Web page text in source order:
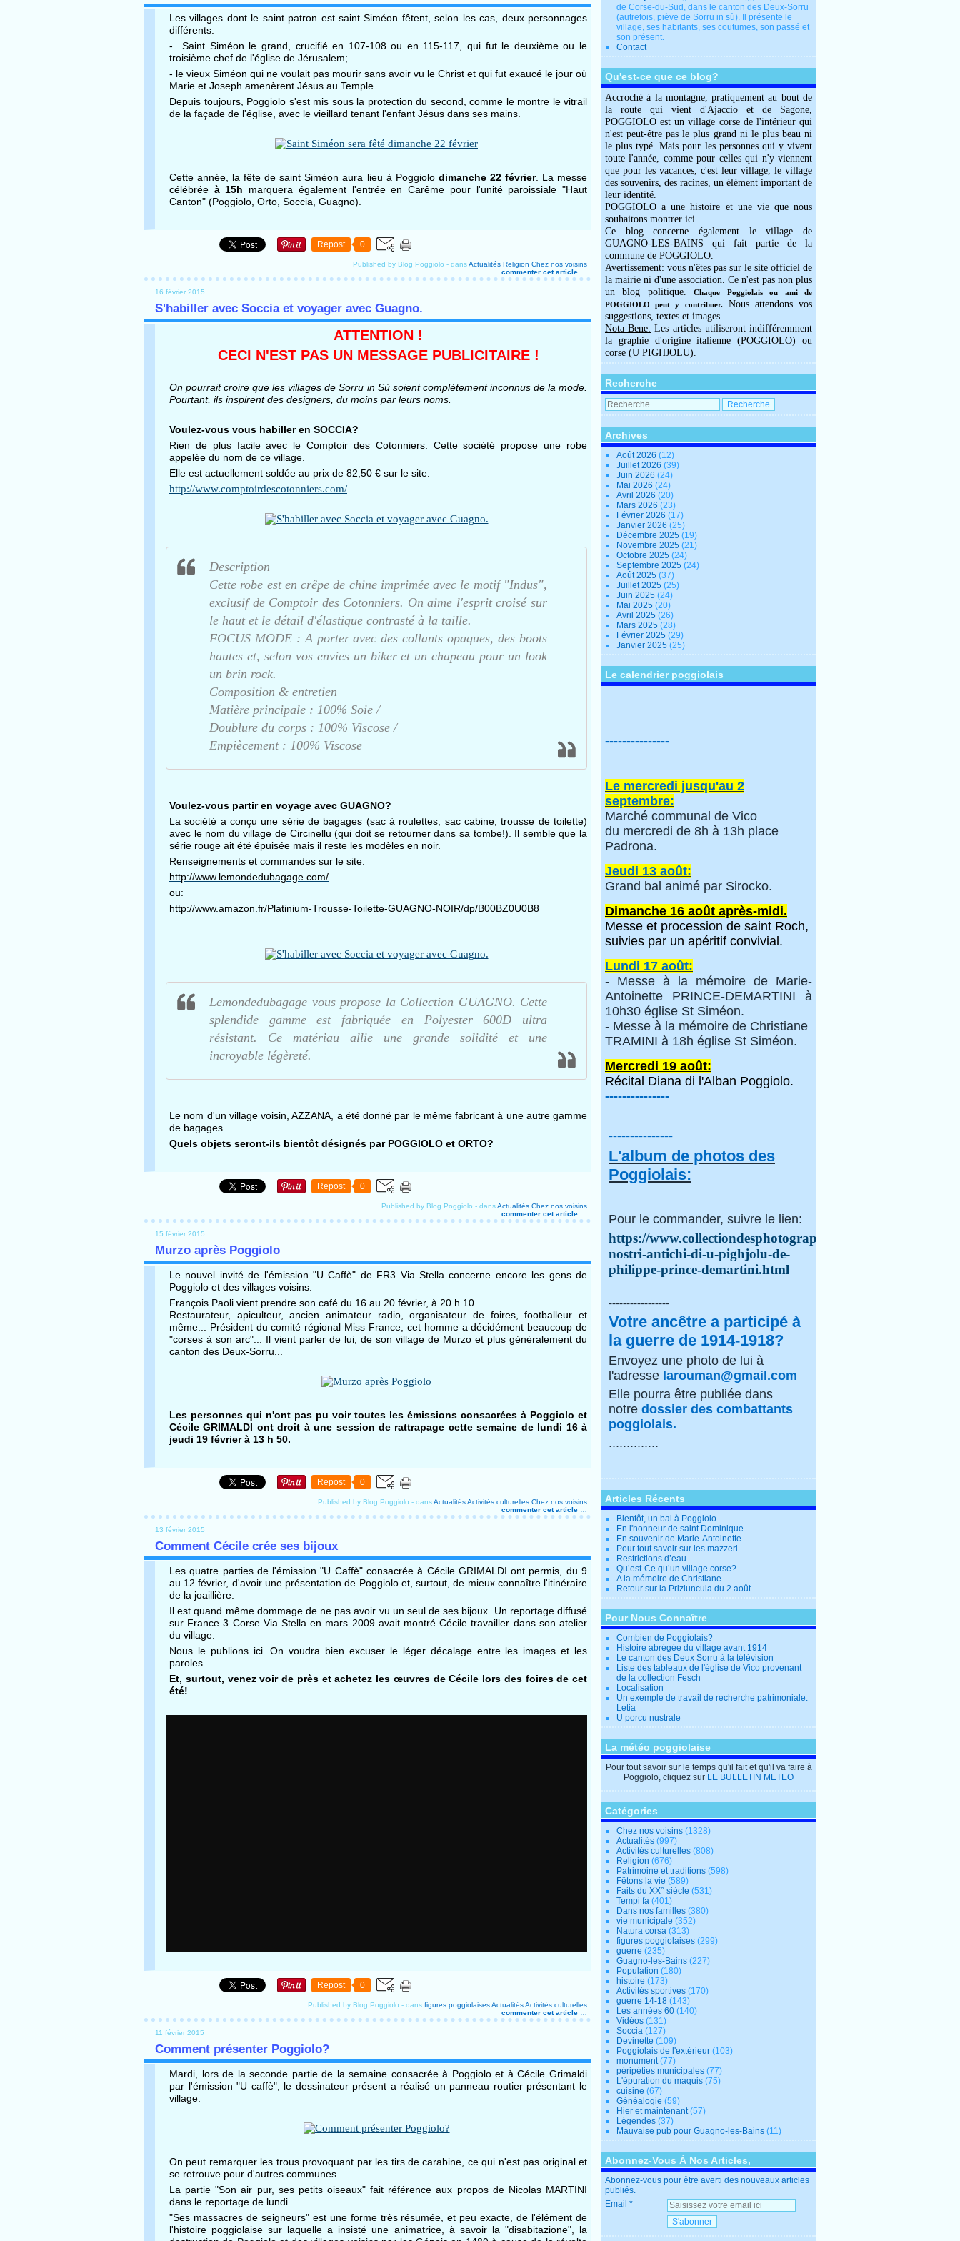
Les villages dont le saint patron est saint Siméon fêtent, selon les cas, deux personnages
différents:
- Saint Siméon le grand, crucifié en 107-108 ou en 115-117, qui fut le deuxième ou le
troisième chef de l'église de Jérusalem;
- le vieux Siméon qui ne voulait pas mourir sans avoir vu le Christ et qui fut exaucé le jour où
Marie et Joseph amenèrent Jésus au Temple.
Depuis toujours, Poggiolo s'est mis sous la protection du second, comme le montre le vitrail
de la façade de l'église, avec le vieillard tenant l'enfant Jésus dans ses mains.
Cette année, la fête de saint Siméon aura lieu à Poggiolo dimanche 22 février. La messe
célébrée à 15h marquera également l'entrée en Carême pour l'unité paroissiale "Haut
Canton" (Poggiolo, Orto, Soccia, Guagno).
Repost 0
Published by Blog Poggiolo - dansActualités Religion Chez nos voisins
commenter cet article
16 février 2015
S'habiller avec Soccia et voyager avec Guagno.
ATTENTION !
CECI N'EST PAS UN MESSAGE PUBLICITAIRE !
On pourrait croire que les villages de Sorru in Sù soient complètement inconnus de la mode.
Pourtant, ils inspirent des designers, du moins par leurs noms.
Voulez-vous vous habiller en SOCCIA?
Rien de plus facile avec le Comptoir des Cotonniers. Cette société propose une robe
appelée du nom de ce village.
Elle est actuellement soldée au prix de 82,50 € sur le site:
http://www.comptoirdescotonniers.com/
Description
Cette robe est en crêpe de chine imprimée avec le motif "Indus",
exclusif de Comptoir des Cotonniers. On aime l'esprit croisé sur
le haut et le détail d'élastique contrasté à la taille.
FOCUS MODE : A porter avec des collants opaques, des boots
hautes et, selon vos envies un biker et un chapeau pour un look
un brin rock.
Composition & entretien
Matière principale : 100% Soie /
Doublure du corps : 100% Viscose /
Empiècement : 100% Viscose
Voulez-vous partir en voyage avec GUAGNO?
La société a conçu une série de bagages (sac à roulettes, sac cabine, trousse de toilette)
avec le nom du village de Circinellu (qui doit se retourner dans sa tombe!). Il semble que la
série rouge ait été épuisée mais il reste les modèles en noir.
Renseignements et commandes sur le site:
http://www.lemondedubagage.com/
ou:
http://www.amazon.fr/Platinium-Trousse-Toilette-GUAGNO-NOIR/dp/B00BZ0U0B8​
Lemondedubagage vous propose la Collection GUAGNO. Cette
splendide gamme est fabriquée en Polyester 600D ultra
résistant. Ce matériau allie une grande solidité et une
incroyable légèreté.
Le nom d'un village voisin, AZZANA, a été donné par le même fabricant à une autre gamme
de bagages.
Quels objets seront-ils bientôt désignés par POGGIOLO et ORTO?
Repost 0
Published by Blog Poggiolo - dansActualités Chez nos voisins
commenter cet article
15 février 2015
Murzo après Poggiolo
Le nouvel invité de l'émission "U Caffè" de FR3 Via Stella concerne encore les gens de
Poggiolo et des villages voisins.
François Paoli vient prendre son café du 16 au 20 février, à 20 h 10...
Restaurateur, apiculteur, ancien animateur radio, organisateur de foires, footballeur et
même... Président du comité régional Miss France, cet homme a décidément beaucoup de
"corses à son arc"... Il vient parler de lui, de son village de Murzo et plus généralement du
canton des Deux-Sorru...
Les personnes qui n'ont pas pu voir toutes les émissions consacrées à Poggiolo et
Cécile GRIMALDI ont droit à une session de rattrapage cette semaine de lundi 16 à
jeudi 19 février à 13 h 50.
Repost 0
Published by Blog Poggiolo - dansActualitésActivités culturelles Chez nos voisins
commenter cet article
13 février 2015
Comment Cécile crée ses bijoux
Les quatre parties de l'émission "U Caffè" consacrée à Cécile GRIMALDI ont permis, du 9
au 12 février, d'avoir une présentation de Poggiolo et, surtout, de mieux connaître l'itinéraire
de la joaillière.
Il est quand même dommage de ne pas avoir vu un seul de ses bijoux. Un reportage diffusé
sur France 3 Corse Via Stella en mars 2009 avait montré Cécile travailler dans son atelier
du village.
Nous le publions ici. On voudra bien excuser le léger décalage entre les images et les
paroles.
Et, surtout, venez voir de près et achetez les œuvres de Cécile lors des foires de cet
été!
Repost 0
Published by Blog Poggiolo - dans figures poggiolaisesActualitésActivités culturelles
commenter cet article
11 février 2015
Comment présenter Poggiolo?
Mardi, lors de la seconde partie de la semaine consacrée à Poggiolo et à Cécile Grimaldi
par l'émission "U caffè", le dessinateur présent a réalisé un panneau routier présentant le
village.
On peut remarquer les trous provoquant par les tirs de carabine, ce qui n'est pas original et
se retrouve pour d'autres communes.
La partie "Son air pur, ses petits oiseaux" fait référence aux propos de Nicolas MARTINI
dans le reportage de lundi.
"Ses massacres de seigneurs" est une forme très résumée, et peu exacte, de l'élément de
l'histoire poggiolaise sur laquelle a insisté une animatrice, à savoir la "disabitazione", la
de Corse-du-Sud, dans le canton des Deux-Sorru
(autrefois, piève de Sorru in sù). Il présente le
village, ses habitants, ses coutumes, son passé et
son présent.
Contact
Qu'est-ce que ce blog?
Accroché à la montagne, pratiquement au bout de
la route qui vient d'Ajaccio et de Sagone,
POGGIOLO est un village corse de l'intérieur qui
n'est peut-être pas le plus grand ni le plus beau ni
le plus typé. Mais pour les personnes qui y vivent
toute l'année, comme pour celles qui n'y viennent
que pour les vacances, c'est leur village, le village
des souvenirs, des racines, un élément important de
leur identité.
POGGIOLO a une histoire et une vie que nous
souhaitons montrer ici.
Ce blog concerne également le village de
GUAGNO-LES-BAINS qui fait partie de la
commune de POGGIOLO.
Avertissement: vous n'êtes pas sur le site officiel de
la mairie ni d'une association. Ce n'est pas non plus
un blog politique.Chaque Poggiolais ou ami de
POGGIOLO peut y contribuer.Nous attendons vos
suggestions, textes et images.
Nota Bene: Les articles utiliseront indifféremment
la graphie d'origine italienne (POGGIOLO) ou
corse (U PIGHJOLU).
Recherche
Archives
Août 2026 (12)
Juillet 2026 (39)
Juin 2026 (24)
Mai 2026 (24)
Avril 2026 (20)
Mars 2026 (23)
Février 2026 (17)
Janvier 2026 (25)
Décembre 2025 (19)
Novembre 2025 (21)
Octobre 2025 (24)
Septembre 2025 (24)
Août 2025 (37)
Juillet 2025 (25)
Juin 2025 (24)
Mai 2025 (20)
Avril 2025 (26)
Mars 2025 (28)
Février 2025 (29)
Janvier 2025 (25)
Le calendrier poggiolais
---------------
Le mercredi jusqu'au 2
septembre:
Marché communal de Vico
du mercredi de 8h à 13h place
Padrona.
Jeudi 13 août:
Grand bal animé par Sirocko.
Dimanche 16 août après-midi.
Messe et procession de saint Roch,
suivies par un apéritif convivial.
Lundi 17 août:
- Messe à la mémoire de Marie-
Antoinette PRINCE-DEMARTINI à
10h30 église St Siméon.
- Messe à la mémoire de Christiane
TRAMINI à 18h église St Siméon.
Mercredi 19 août:
Récital Diana di l'Alban Poggiolo.
---------------
---------------
L'album de photos des
Poggiolais:
Pour le commander, suivre le lien:
https://www.collectiondesphotographes.com/i-
nostri-antichi-di-u-pighjolu-de-
philippe-prince-demartini.html
-----------------
Votre ancêtre a participé à
la guerre de 1914-1918?
Envoyez une photo de lui à
l'adresse larouman@gmail.com
Elle pourra être publiée dans
notre dossier des combattants
poggiolais.
..............
Articles Récents
Bientôt, un bal à Poggiolo
En l'honneur de saint Dominique
En souvenir de Marie-Antoinette
Pour tout savoir sur les mazzeri
Restrictions d’eau
Qu’est-Ce qu’un village corse?
A la mémoire de Christiane
Retour sur la Priziuncula du 2 août
Pour Nous Connaître
Combien de Poggiolais?
Histoire abrégée du village avant 1914
Le canton des Deux Sorru à la télévision
Liste des tableaux de l'église de Vico provenant
de la collection Fesch
Localisation
Un exemple de travail de recherche patrimoniale:
Letia
U porcu nustrale
La météo poggiolaise
Pour tout savoir sur le temps qu'il fait et qu'il va faire à
Poggiolo, cliquez sur LE BULLETIN METEO
Catégories
Chez nos voisins (1328)
Actualités (997)
Activités culturelles (808)
Religion (676)
Patrimoine et traditions (598)
Fêtons la vie (589)
Faits du XX° siècle (531)
Tempi fa (401)
Dans nos familles (380)
vie municipale (352)
Natura corsa (313)
figures poggiolaises (299)
guerre (235)
Guagno-les-Bains (227)
Population (180)
histoire (173)
Activités sportives (170)
guerre 14-18 (143)
Les années 60 (140)
Vidéos (131)
Soccia (127)
Devinette (109)
Poggiolais de l'extérieur (103)
monument(77)
péripéties municipales (77)
L'épuration du maquis (75)
cuisine (67)
Généalogie (59)
Hier et maintenant(57)
Légendes (37)
Mauvaise pub pour Guagno-les-Bains (11)
Abonnez-Vous À Nos Articles,
Abonnez-vous pour être averti des nouveaux articles
publiés.
Email